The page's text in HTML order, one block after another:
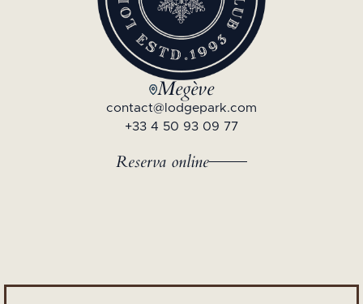
Megève
contact@lodgepark.com
+33 4 50 93 09 77
Reserva online